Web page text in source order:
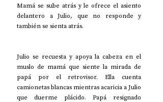
Mamá se sube atrás y le ofrece el asiento
delantero a Julio, que no responde y
también se sienta atrás.
Julio se recuesta y apoya la cabeza en el
muslo de mamá que siente la mirada de
papá por el retrovisor. Ella cuenta
camionetas blancas mientras acaricia a Julio
que duerme plácido. Papá resignado